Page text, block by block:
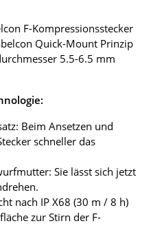
F-Kompressionsstecker
Quick-Mount Prinzip
5.5-6.5 mm
Beim Ansetzen und
schneller das
Sie lässt sich jetzt
nach IP X68 (30 m / 8 h)
zur Stirn der F-